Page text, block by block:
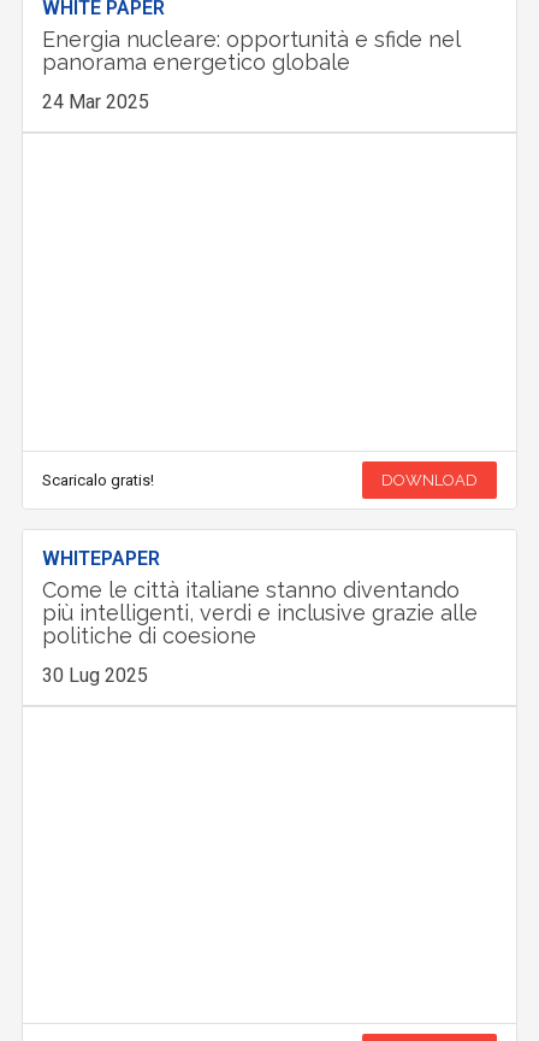
WHITE PAPER
Energia nucleare: opportunità e sfide nel
panorama energetico globale
24 Mar 2025
Scaricalo gratis! DOWNLOAD
WHITEPAPER
Come le città italiane stanno diventando
più intelligenti, verdi e inclusive grazie alle
politiche di coesione
30 Lug 2025